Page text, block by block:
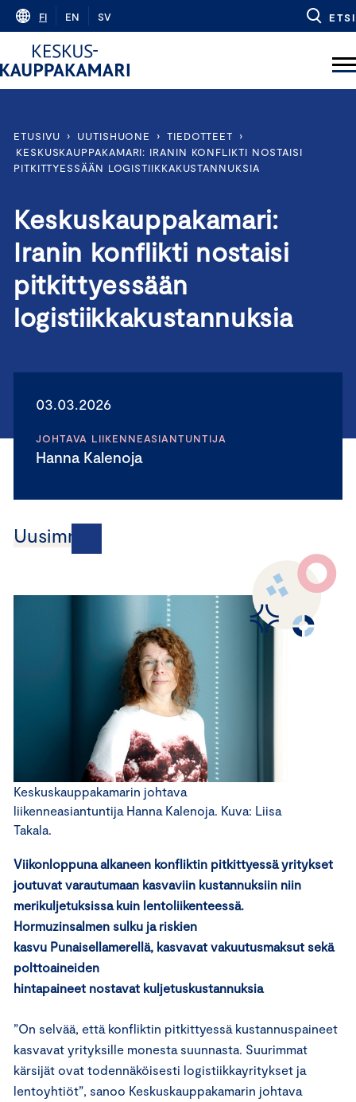
Skip
content
FI EN SV ETSI
ETUSIVU › UUTISHUONE › TIEDOTTEET
›
KESKUSKAUPPAKAMARI: IRANIN KONFLIKTI NOSTAISI
PITKITTYESSÄÄN LOGISTIIKKAKUSTANNUKSIA
Keskuskauppakamari:
Iranin konflikti nostaisi
pitkittyessään
logistiikkakustannuksia
03.03.2026
JOHTAVA LIIKENNEASIANTUNTIJA
Hanna Kalenoja
Uusimmat
Keskuskauppakamarin johtava
liikenneasiantuntija Hanna Kalenoja. Kuva: Liisa
Takala.
Viikonloppuna alkaneen konfliktin pitkittyessä yritykset
joutuvat varautumaan kasvaviin kustannuksiin niin
merikuljetuksissa kuin lentoliikenteessä.
Hormuzinsalmen sulku ja riskien
kasvu Punaisellamerellä, kasvavat vakuutusmaksut sekä
polttoaineiden
hintapaineet nostavat kuljetuskustannuksia
”On selvää, että konfliktin pitkittyessä kustannuspaineet
kasvavat yrityksille monesta suunnasta. Suurimmat
kärsijät ovat todennäköisesti logistiikkayritykset ja
lentoyhtiöt”, sanoo Keskuskauppakamarin johtava